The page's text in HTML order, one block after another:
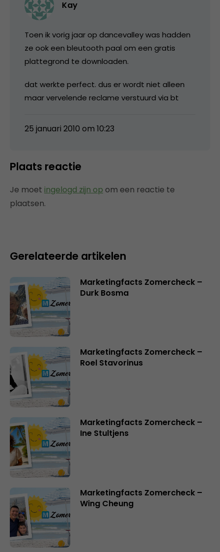
Kay
Toen ik vorig jaar op dancevalley was hadden
ze ook een bleutooth paal om een gratis
plattegrond te downloaden.
dat werkte perfect. dus er wordt niet alleen
maar vervelende reclame verstuurd via bt
25 januari 2010 om 10:23
Plaats reactie
Je moet ingelogd zijn op om een reactie te
plaatsen.
Gerelateerde artikelen
Marketingfacts Zomercheck –
Durk Bosma
Marketingfacts Zomercheck –
Roel Stavorinus
Marketingfacts Zomercheck –
Ine Stultjens
Marketingfacts Zomercheck –
Wing Cheung